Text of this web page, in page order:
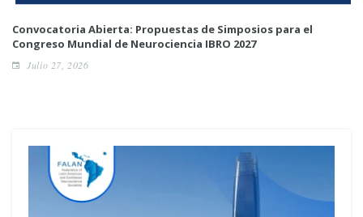
Convocatoria Abierta: Propuestas de Simposios para el
Congreso Mundial de Neurociencia IBRO 2027
Julio 27, 2026